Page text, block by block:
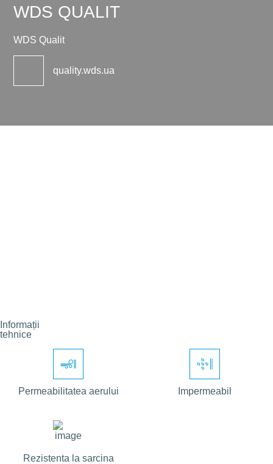
WDS QUALIT
WDS Qualit
quality.wds.ua
Informații
tehnice
Permeabilitatea aerului Impermeabil
Rezistenta la sarcina